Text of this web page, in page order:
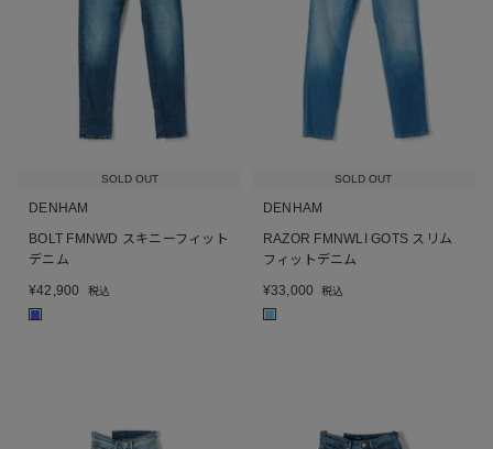
SOLD OUT
DENHAM
BOLT FMNWD スキニーフィット
デニム
¥42,900 税込
■
SOLD OUT
DENHAM
RAZOR FMNWLI GOTS スリム
フィットデニム
¥33,000 税込
■